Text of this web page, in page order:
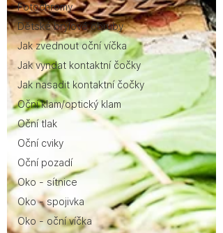
Fotochromy
Dětské brýlové obruby
Jak zvednout oční víčka
Jak vyndat kontaktní čočky
Jak nasadit kontaktní čočky
Oční klam/optický klam
Oční tlak
Oční cviky
Oční pozadí
Oko - sítnice
Oko - spojivka
Oko - oční víčka